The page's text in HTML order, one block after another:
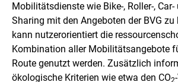
Mobilitätsdienste wie Bike-, Roller-, Car-
Sharing mit den Angeboten der BVG
kann nutzerorientiert die
Kombination aller Mobilitätsangebote
Route genutzt werden. Zusätzlich
ökologische Kriterien wie etwa den CO2